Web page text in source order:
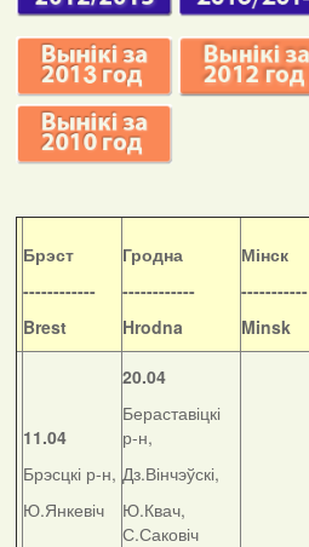
Брэст
------------
Brest
Гродна
------------
Hrodna
Мінск
-----------
Minsk
11.04
Брэсцкі р-н,
Ю.Янкевіч
20.04
Бераставіцкі
р-н,
Дз.Вінчэўскі,
Ю.Квач,
С.Саковіч